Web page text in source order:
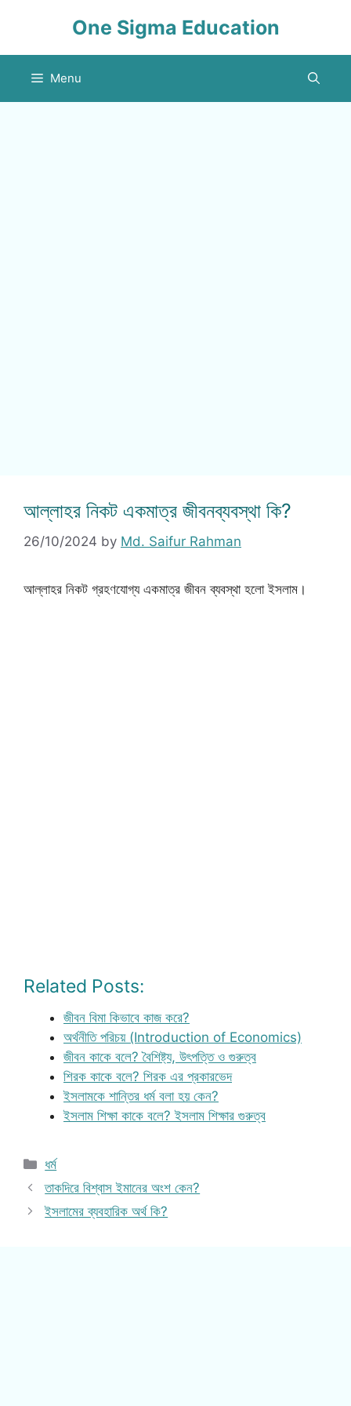
One Sigma Education
Menu
আল্লাহর নিকট একমাত্র জীবনব্যবস্থা কি?
26/10/2024 by Md. Saifur Rahman
আল্লাহর নিকট গ্রহণযোগ্য একমাত্র জীবন ব্যবস্থা হলো ইসলাম।
Related Posts:
জীবন বিমা কিভাবে কাজ করে?
অর্থনীতি পরিচয় (Introduction of Economics)
জীবন কাকে বলে? বৈশিষ্ট্য, উৎপত্তি ও গুরুত্ব
শিরক কাকে বলে? শিরক এর প্রকারভেদ
ইসলামকে শান্তির ধর্ম বলা হয় কেন?
ইসলাম শিক্ষা কাকে বলে? ইসলাম শিক্ষার গুরুত্ব
Categories
ধর্ম
তাকদিরে বিশ্বাস ইমানের অংশ কেন?
ইসলামের ব্যবহারিক অর্থ কি?